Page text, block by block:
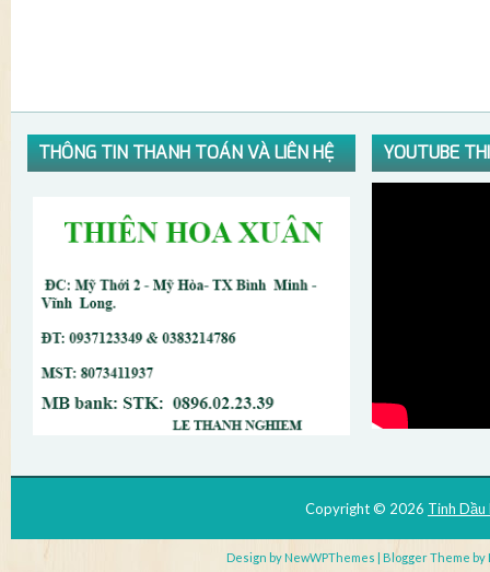
THÔNG TIN THANH TOÁN VÀ LIÊN HỆ YOUTUBE
Copyright © 2026 Tinh Dầu
Design by NewWPThemes | Blogger Theme by